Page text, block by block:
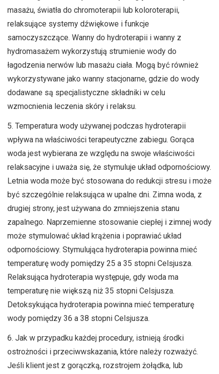
masażu, światła do chromoterapii lub koloroterapii,
relaksujące systemy dźwiękowe i funkcje
samoczyszczące. Wanny do hydroterapii i wanny z
hydromasażem wykorzystują strumienie wody do
łagodzenia nerwów lub masażu ciała. Mogą być również
wykorzystywane jako wanny stacjonarne, gdzie do wody
dodawane są specjalistyczne składniki w celu
wzmocnienia leczenia skóry i relaksu.
5. Temperatura wody używanej podczas hydroterapii
wpływa na właściwości terapeutyczne zabiegu. Gorąca
woda jest wybierana ze względu na swoje właściwości
relaksacyjne i uważa się, że stymuluje układ odpornościowy.
Letnia woda może być stosowana do redukcji stresu i może
być szczególnie relaksująca w upalne dni. Zimna woda, z
drugiej strony, jest używana do zmniejszenia stanu
zapalnego. Naprzemienne stosowanie ciepłej i zimnej wody
może stymulować układ krążenia i poprawiać układ
odpornościowy. Stymulująca hydroterapia powinna mieć
temperaturę wody pomiędzy 25 a 35 stopni Celsjusza.
Relaksująca hydroterapia występuje, gdy woda ma
temperaturę nie większą niż 35 stopni Celsjusza.
Detoksykująca hydroterapia powinna mieć temperaturę
wody pomiędzy 36 a 38 stopni Celsjusza.
6. Jak w przypadku każdej procedury, istnieją środki
ostrożności i przeciwwskazania, które należy rozważyć.
Jeśli klient jest z gorączką, rozstrojem żołądka, lub